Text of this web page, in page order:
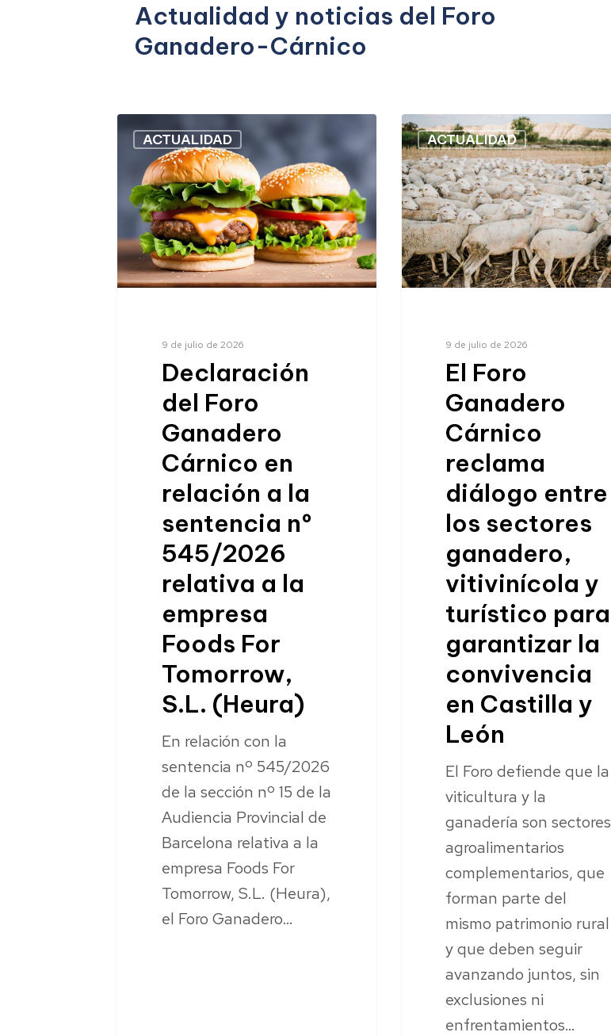
Actualidad y noticias del Foro
Ganadero-Cárnico
ACTUALIDAD
9 de julio de 2026
Declaración
del Foro
Ganadero
Cárnico en
relación a la
sentencia nº
545/2026
relativa a la
empresa
Foods For
Tomorrow,
S.L. (Heura)
En relación con la
sentencia nº 545/2026
de la sección nº 15 de la
Audiencia Provincial de
Barcelona relativa a la
empresa Foods For
Tomorrow, S.L. (Heura),
el Foro Ganadero…
ACTUALIDAD
9 de julio de 2026
El Foro
Ganadero
Cárnico
reclama
diálogo entre
los sectores
ganadero,
vitivinícola y
turístico para
garantizar la
convivencia
en Castilla y
León
El Foro defiende que la
viticultura y la
ganadería son sectores
agroalimentarios
complementarios, que
forman parte del
mismo patrimonio rural
y que deben seguir
avanzando juntos, sin
exclusiones ni
enfrentamientos…